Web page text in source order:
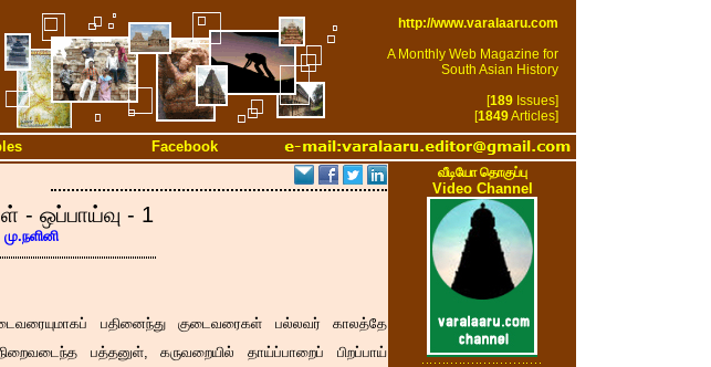
http://www.varalaaru.com
A Monthly Web Magazine for
South Asian History
[189Issues]
[1849Articles]
Facebook
- ஒப்பாய்வு - 1
பதினைந்து குடைவரைகள் பல்லவர் காலத்தே
பத்தனுள், கருவறையில் தாய்ப்பாறைப் பிறப்பாய்
வீடியோ தொகுப்பு
Video Channel